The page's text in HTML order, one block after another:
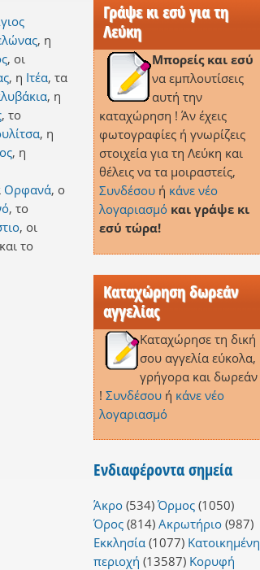
, η
, οι
, η Ιτέα, τα
, η
, το
, η
, η
Ορφανά, ο
, το
, οι
και το
Γράψε κι εσύ για τη
Λεύκη
Μπορείς και εσύ
να εμπλουτίσεις
αυτή την
καταχώρηση ! Άν έχεις
φωτογραφίες ή γνωρίζεις
στοιχεία για τη Λεύκη και
θέλεις να τα μοιραστείς,
Συνδέσουή κάνε νέο
λογαριασμό και γράψε κι
εσύ τώρα!
Καταχώρηση δωρεάν
αγγελίας
Καταχώρησε τη δική
σου αγγελία εύκολα,
γρήγορα και δωρεάν
! Συνδέσουή κάνε νέο
λογαριασμό
Ενδιαφέροντα σημεία
Άκρο(534) Όρμος(1050)
Όρος(814) Ακρωτήριο(987)
Εκκλησία(1077) Κατοικημένη
περιοχή (13587) Κορυφή